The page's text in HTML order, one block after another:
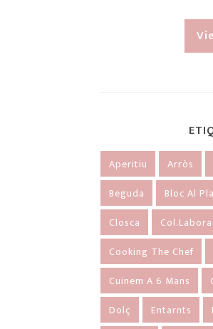
Aperitiu Arròs
Beguda
Bloc Al
Closca
Cooking The Chef
Cuinem A 6 Mans
Dolç
Entarnts